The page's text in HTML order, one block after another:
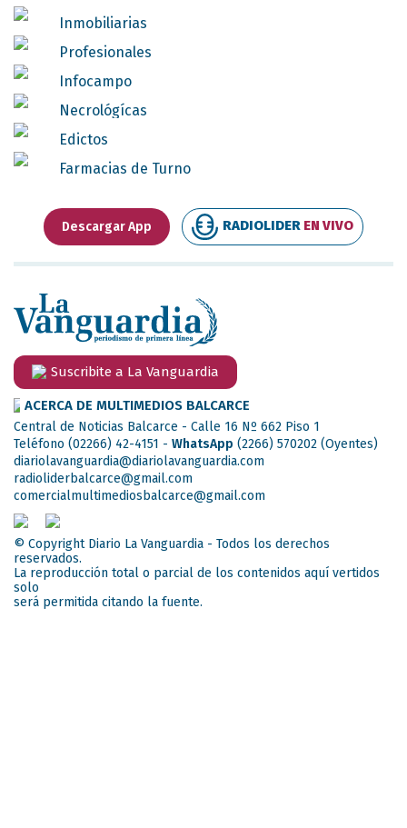
Inmobiliarias
Profesionales
Infocampo
Necrológícas
Edictos
Farmacias de Turno
Descargar App RADIOLIDER EN VIVO
Suscribite a La Vanguardia
ACERCA DE MULTIMEDIOS BALCARCE
Central de Noticias Balcarce - Calle 16 Nº 662 Piso 1
Teléfono (02266) 42-4151 - WhatsApp (2266) 570202 (Oyentes)
diariolavanguardia@diariolavanguardia.com
radioliderbalcarce@gmail.com
comercialmultimediosbalcarce@gmail.com
© Copyright Diario La Vanguardia - Todos los derechos
reservados.
La reproducción total o parcial de los contenidos aquí vertidos
solo
será permitida citando la fuente.